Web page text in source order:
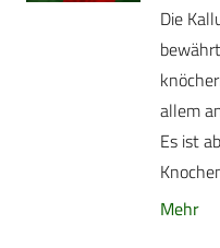
Die
allem
Es ist
Mehr